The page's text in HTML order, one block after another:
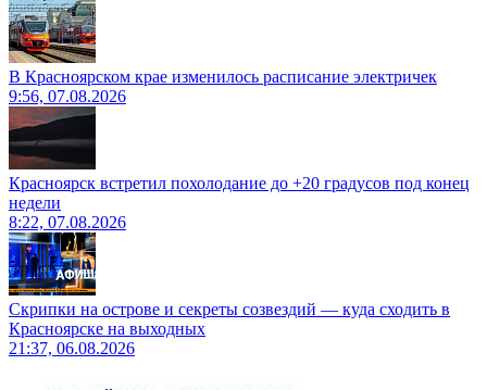
В Красноярском крае изменилось расписание электричек
9:56, 07.08.2026
Красноярск встретил похолодание до +20 градусов под конец
недели
8:22, 07.08.2026
Скрипки на острове и секреты созвездий — куда сходить в
Красноярске на выходных
21:37, 06.08.2026